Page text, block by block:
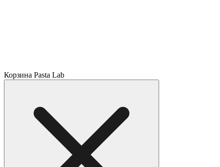
Корзина Pasta Lab